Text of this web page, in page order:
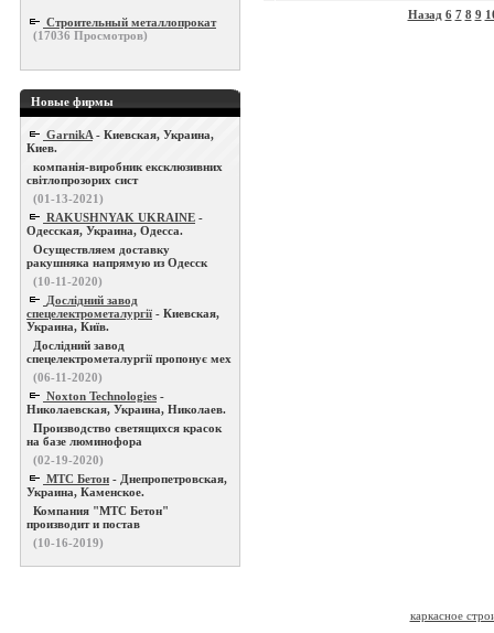
Строительный металлопрокат
(17036 Просмотров)
Новые фирмы
GarnikA - Киевская, Украина,
Киев.
компанія-виробник ексклюзивних
світлопрозорих сист
(01-13-2021)
RAKUSHNYAK UKRAINE -
Одесская, Украина, Одесса.
Осуществляем доставку
ракушняка напрямую из Одесск
(10-11-2020)
Дослідний завод
спецелектрометалургії - Киевская,
Украина, Київ.
Дослідний завод
спецелектрометалургії пропонує мех
(06-11-2020)
Noxton Technologies -
Николаевская, Украина, Николаев.
Производство светящихся красок
на базе люминофора
(02-19-2020)
МТС Бетон - Днепропетровская,
Украина, Каменское.
Компания "МТС Бетон"
производит и постав
(10-16-2019)
Назад 6 7 8 9
каркасное